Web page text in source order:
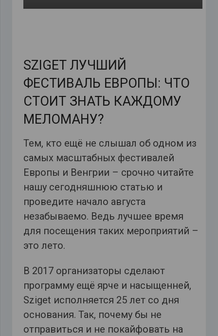
SZIGET ЛУЧШИЙ
ФЕСТИВАЛЬ ЕВРОПЫ: ЧТО
СТОИТ ЗНАТЬ КАЖДОМУ
МЕЛОМАНУ?
Тем, кто ещё не слышал об одном из
самых масштабных фестивалей
Европы и Венгрии – срочно читайте
нашу сегодняшнюю статью и
проведите начало августа
незабываемо. Ведь лучшее время
для посещения таких мероприятий –
это лето.
В 2017 организаторы сделают
программу ещё ярче и насыщенней,
Sziget исполняется 25 лет со дня
основания. Так, почему бы не
отправиться и не покайфовать на